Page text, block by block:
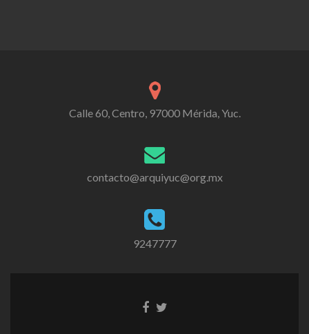
Calle 60, Centro, 97000 Mérida, Yuc.
contacto@arquiyuc@org.mx
9247777